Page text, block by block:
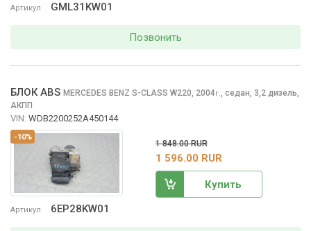
Артикул GML31KW01
Позвонить
-10%
Артикул 6EP28KW01
БЛОК ABS MERCEDES BENZ S-CLASS W220, 2004г., седан, 3,2 дизель,
АКПП
VIN: WDB2200252A450144
1 848.00 RUR
1 596.00 RUR
Купить